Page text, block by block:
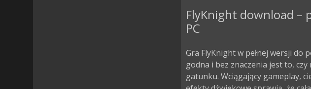
FlyKnight download –
PC
Gra FlyKnight w pełnej wersji
godna i bez znaczenia jest to,
gatunku. Wciągający gameplay,